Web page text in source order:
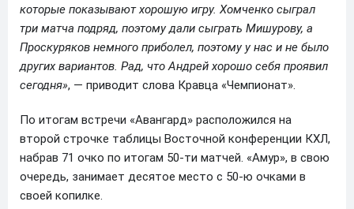
которые показывают хорошую игру. Хомченко сыграл
три матча подряд, поэтому дали сыграть Мишурову, а
Проскуряков немного приболел, поэтому у нас и не было
других вариантов. Рад, что Андрей хорошо себя проявил
сегодня», — приводит слова Кравца «Чемпионат».
По итогам встречи «Авангард» расположился на
второй строчке таблицы Восточной конференции КХЛ,
набрав 71 очко по итогам 50-ти матчей. «Амур», в свою
очередь, занимает десятое место с 50-ю очками в
своей копилке.